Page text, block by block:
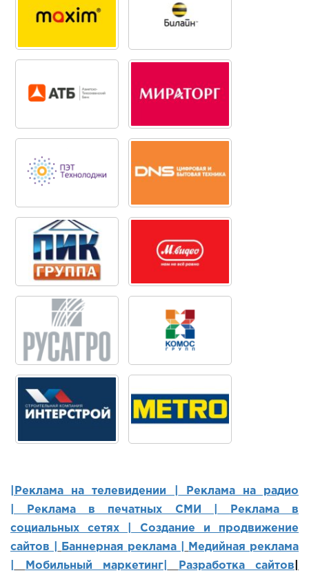
|Реклама на телевидении |
Реклама на радио
Реклама в печатных СМИ |
Реклама в
социальных сетях | Создание и продвижение
сайтов
Баннерная реклама |
Медийная реклама
Мобильный маркетинг Разработка сайтов